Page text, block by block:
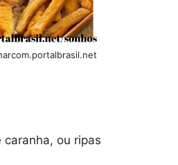
caranha, ou ripas